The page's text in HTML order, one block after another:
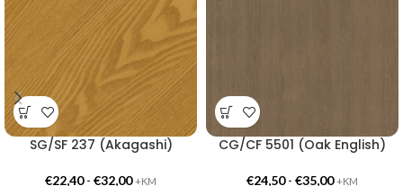
SG/SF 237 (Akagashi)
€22,40- €32,00 +KM
CG/CF 5501 (Oak English)
€24,50- €35,00 +KM